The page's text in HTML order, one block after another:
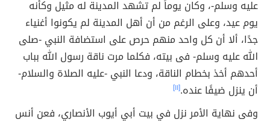
عليه وسلم-، وكان يوماً لم تشهد المدينة له مثيل وكأنه
يوم عيد، وعلى الرغم من أن أهل المدينة لم يكونوا أغنياء
جدًا، ألا أن كل واحد منهم حرص على استضافة النبي -صلى
الله عليه وسلم- فى بيته، فكلما مرت ناقة رسول الله بباب
أحدهم أخذ بخطام الناقة، ودعا النبي -عليه الصلاة والسلام-
أن ينزل ضيفًا عنده.[١١]
وفى نهاية الأمر نزل في بيت أبي أيوب الأنصاري، فعن أنس